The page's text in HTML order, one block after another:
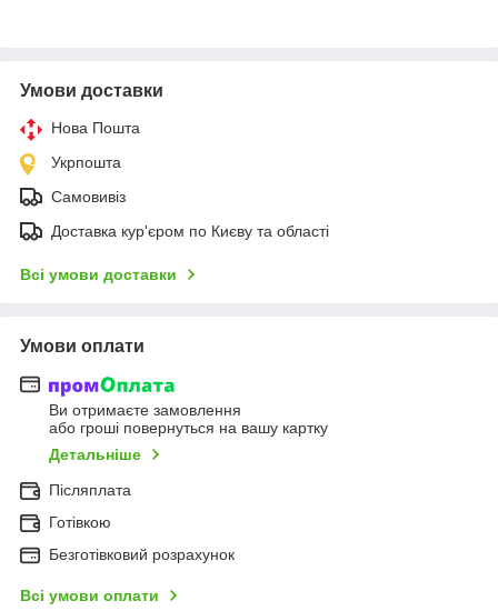
Умови доставки
Нова Пошта
Укрпошта
Самовивіз
Доставка кур'єром по Києву та області
Всі умови доставки
Умови оплати
Ви отримаєте замовлення
або гроші повернуться на вашу картку
Детальніше
Післяплата
Готівкою
Безготівковий розрахунок
Всі умови оплати